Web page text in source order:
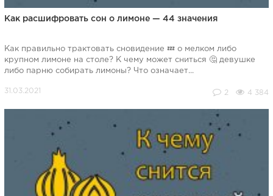
Как расшифровать сон о лимоне — 44 значения
Как правильно трактовать сновидение 💤 о мелком либо
крупном лимоне на столе? К чему может сниться 🤔 девушке
либо парню собирать лимоны? Что означает...
2 4 384